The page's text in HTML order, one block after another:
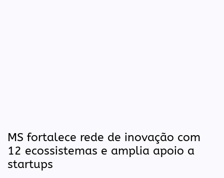
MS fortalece rede de inovação com
12 ecossistemas e amplia apoio a
startups